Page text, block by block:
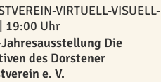
VIRTUELL-VISUELL-
| 19:00 Uhr
Die
des Dorstener
e. V.